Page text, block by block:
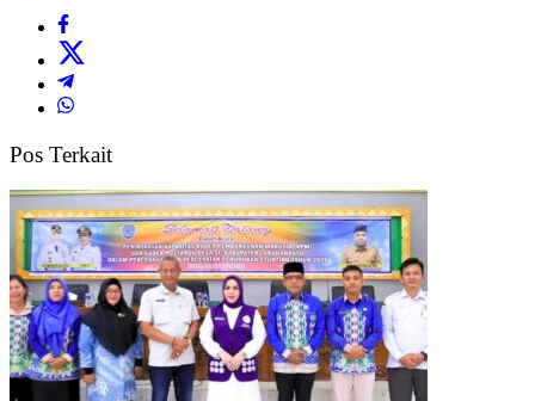
Pos Terkait